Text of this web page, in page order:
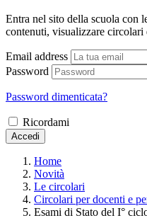
Entra nel sito della scuola con
contenuti, visualizzare circolari
Email address
Password
Password dimenticata?
Ricordami
Accedi
Home
Novità
Le circolari
Circolari per docenti e
Esami di Stato del I°